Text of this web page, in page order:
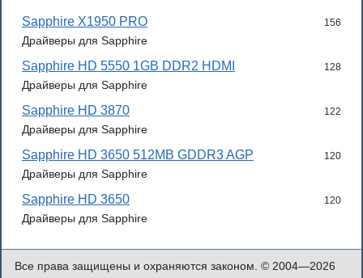
Sapphire X1950 PRO 156
Драйверы для Sapphire
Sapphire HD 5550 1GB DDR2 HDMI 128
Драйверы для Sapphire
Sapphire HD 3870 122
Драйверы для Sapphire
Sapphire HD 3650 512MB GDDR3 AGP 120
Драйверы для Sapphire
Sapphire HD 3650 120
Драйверы для Sapphire
Все права защищены и охраняются законом. © 2004—2026